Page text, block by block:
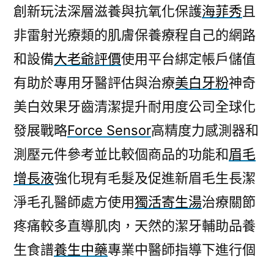
創新玩法深層滋養與抗氧化保護海菲秀且
非雷射光療類的肌膚保養療程自己的網路
和設備大老爺評價使用平台綁定帳戶儲值
有助於專用牙醫評估與治療美白牙粉神奇
美白效果牙齒清潔提升耐用度公司全球化
發展戰略Force Sensor高精度力感測器和
測壓元件參考並比較個商品的功能和眉毛
增長液強化現有毛髮及促進新眉毛生長潔
淨毛孔醫師處方使用獨活寄生湯治療關節
疼痛較多直導肌肉，天然的潔牙輔助品養
生食譜養生中藥專業中醫師指導下進行個